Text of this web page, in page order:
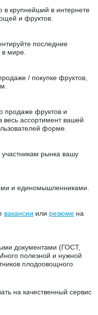
в крупнейший в интернете
и фруктов.
последние
в мире.
/ покупке фруктов,
продаже фруктов и
ассортимент вашей
форме.
участникам рынка вашу
и единомышленниками.
вакансии или резюме на
документами (ГОСТ,
полезной и нужной
плодоовощного
на качественный сервис